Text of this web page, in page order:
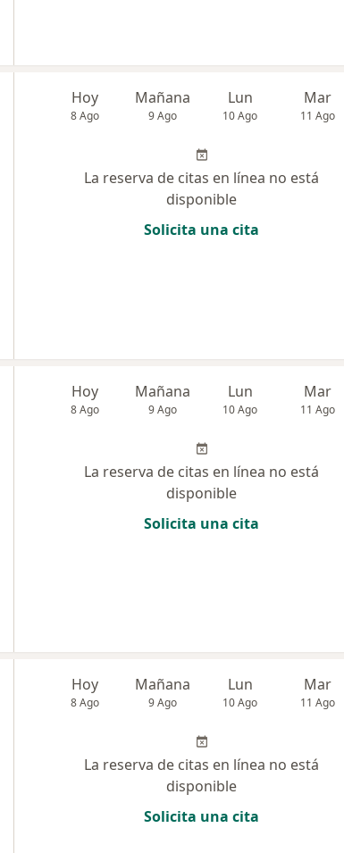
Hoy
8 Ago
Mañana
9 Ago
Lun
10 Ago
Mar
11 Ago
La reserva de citas en línea no está
disponible
Solicita una cita
Hoy
8 Ago
Mañana
9 Ago
Lun
10 Ago
Mar
11 Ago
La reserva de citas en línea no está
disponible
Solicita una cita
Hoy
8 Ago
Mañana
9 Ago
Lun
10 Ago
Mar
11 Ago
La reserva de citas en línea no está
disponible
Solicita una cita